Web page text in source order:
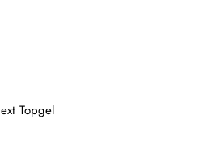
Topgel